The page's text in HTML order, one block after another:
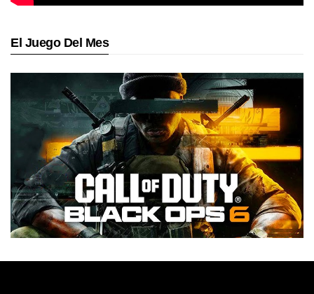
El Juego Del Mes